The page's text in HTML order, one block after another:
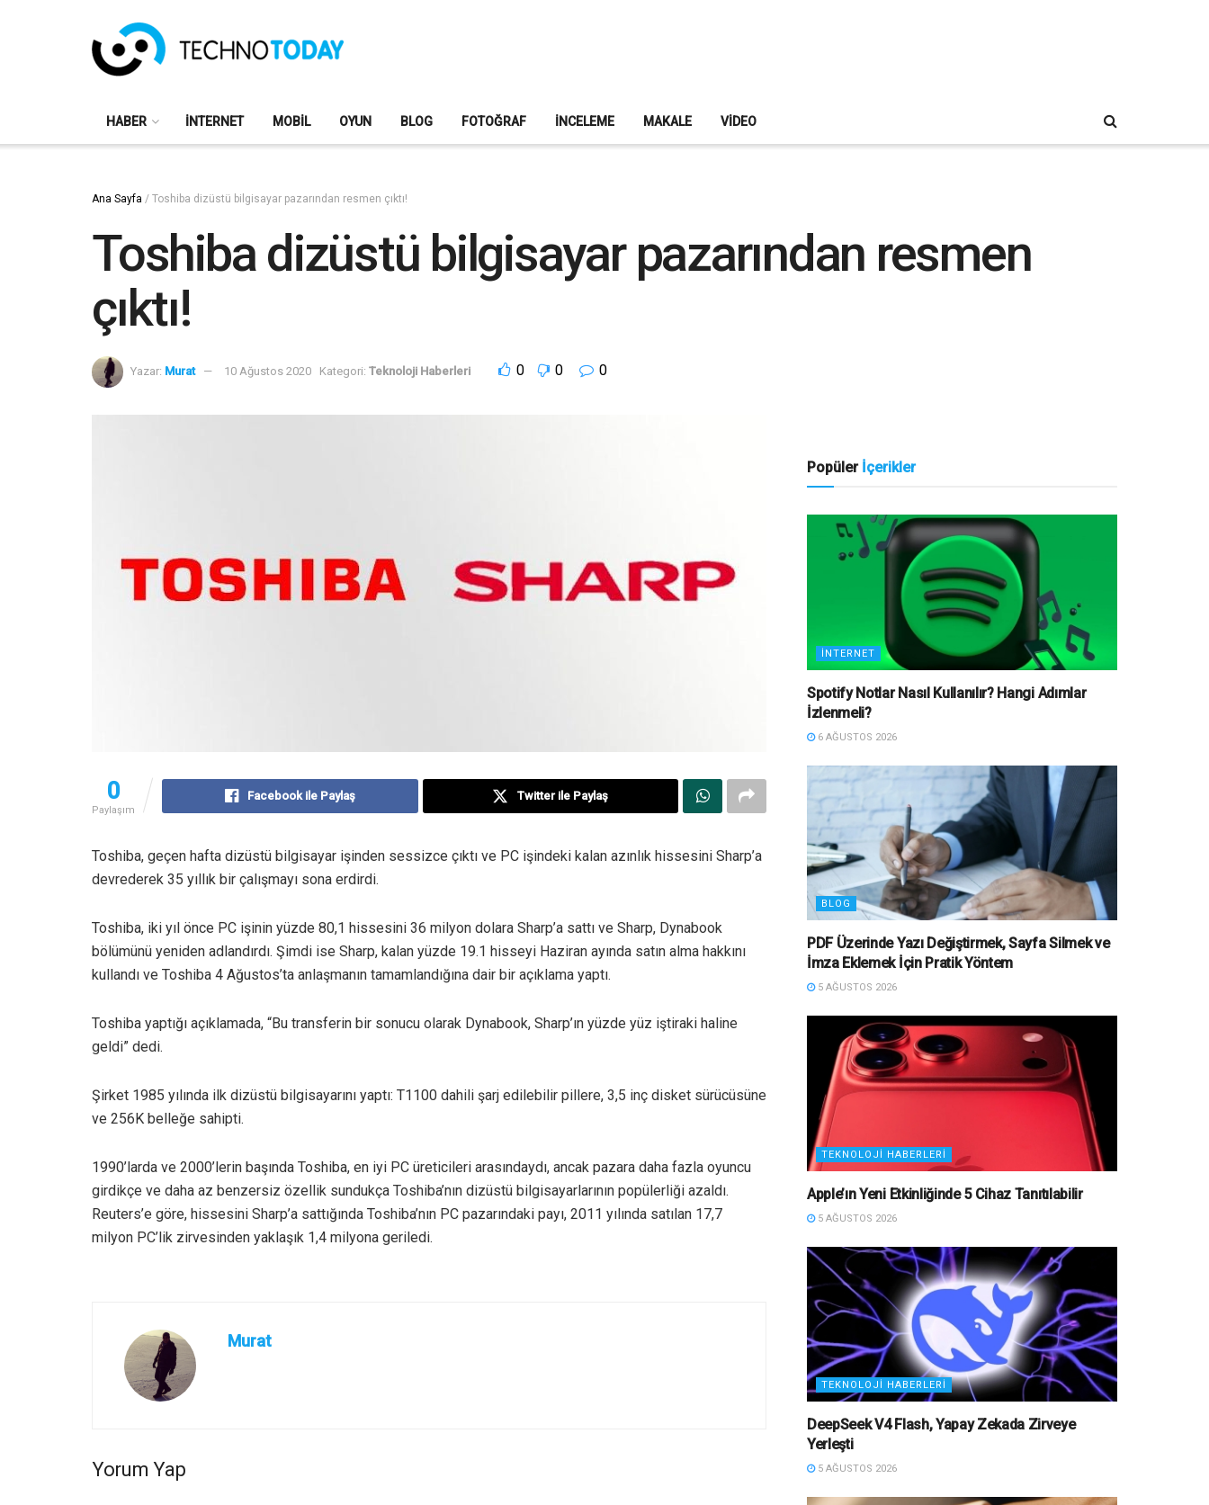
HABER İNTERNET MOBIL OYUN BLOG FOTOĞRAF İNCELEME MAKALE VIDEO
Ana Sayfa / Toshiba dizüstü bilgisayar pazarından resmen çıktı!
Toshiba dizüstü bilgisayar pazarından resmen
çıktı!
Yazar: Murat 10 Ağustos 2020 Kategori: Teknoloji Haberleri 0 0 0
0
Paylaşım
Facebook ile Paylaş Twitter ile Paylaş
Toshiba, geçen hafta dizüstü bilgisayar işinden sessizce çıktı ve PC işindeki kalan azınlık hissesini Sharp’a
devrederek 35 yıllık bir çalışmayı sona erdirdi.
Toshiba, iki yıl önce PC işinin yüzde 80,1 hissesini 36 milyon dolara Sharp’a sattı ve Sharp, Dynabook
bölümünü yeniden adlandırdı. Şimdi ise Sharp, kalan yüzde 19.1 hisseyi Haziran ayında satın alma hakkını
kullandı ve Toshiba 4 Ağustos’ta anlaşmanın tamamlandığına dair bir açıklama yaptı.
Toshiba yaptığı açıklamada, “Bu transferin bir sonucu olarak Dynabook, Sharp’ın yüzde yüz iştiraki haline
geldi” dedi.
Şirket 1985 yılında ilk dizüstü bilgisayarını yaptı: T1100 dahili şarj edilebilir pillere, 3,5 inç disket sürücüsüne
ve 256K belleğe sahipti.
1990’larda ve 2000’lerin başında Toshiba, en iyi PC üreticileri arasındaydı, ancak pazara daha fazla oyuncu
girdikçe ve daha az benzersiz özellik sundukça Toshiba’nın dizüstü bilgisayarlarının popülerliği azaldı.
Reuters’e göre, hissesini Sharp’a sattığında Toshiba’nın PC pazarındaki payı, 2011 yılında satılan 17,7
milyon PC’lik zirvesinden yaklaşık 1,4 milyona geriledi.
Murat
Yorum Yap
Popüler İçerikler
İNTERNET
Spotify Notlar Nasıl Kullanılır? Hangi Adımlar
İzlenmeli?
6 AĞUSTOS 2026
BLOG
PDF Üzerinde Yazı Değiştirmek, Sayfa Silmek ve
İmza Eklemek İçin Pratik Yöntem
5 AĞUSTOS 2026
TEKNOLOJI HABERLERI
Apple’ın Yeni Etkinliğinde 5 Cihaz Tanıtılabilir
5 AĞUSTOS 2026
TEKNOLOJI HABERLERI
DeepSeek V4 Flash, Yapay Zekada Zirveye
Yerleşti
5 AĞUSTOS 2026